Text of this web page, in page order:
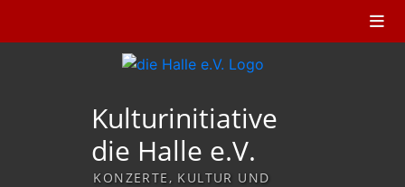
Kulturinitiative
die Halle e.V.
KONZERTE, KULTUR UND